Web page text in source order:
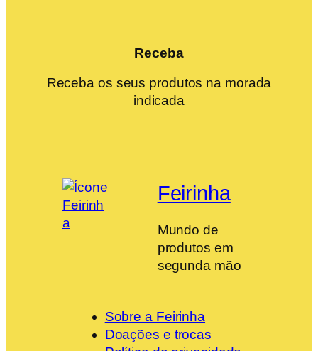
Receba
Receba os seus produtos na morada
indicada
Feirinha
Mundo de
produtos em
segunda mão
Sobre a Feirinha
Doações e trocas